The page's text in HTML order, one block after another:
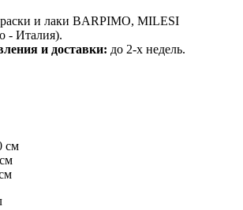
и лаки BARPIMO, MILESI
- Италия).
и доставки: до 2-х недель.
см